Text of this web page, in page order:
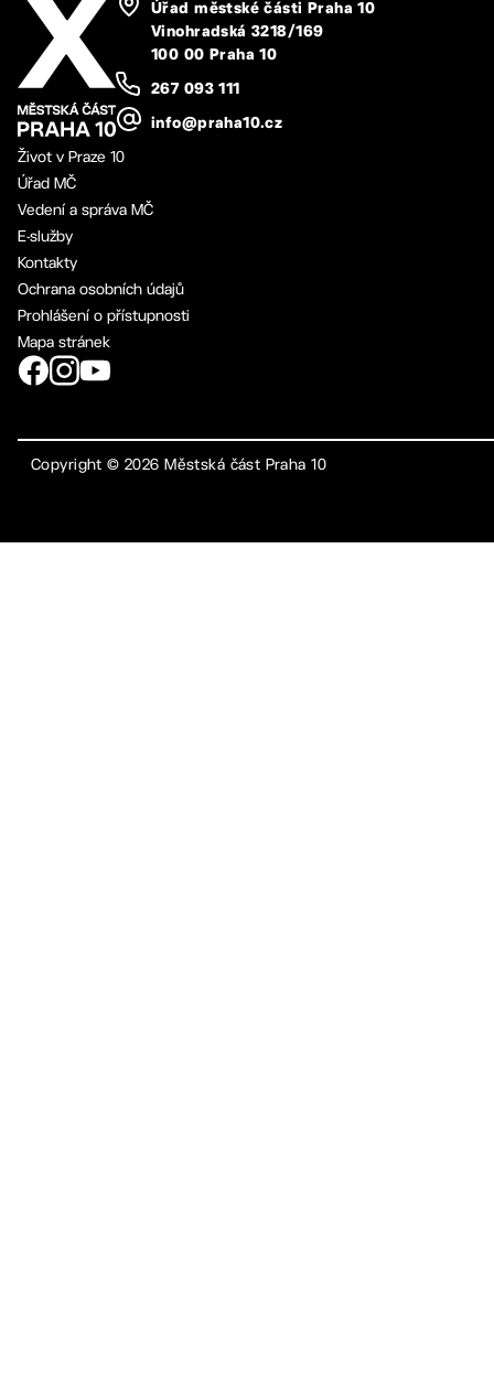
Úřad městské části Praha 10
Vinohradská 3218/169
100 00 Praha 10
267 093 111
info@praha10.cz
Život v Praze 10
Úřad MČ
Vedení a správa MČ
E-služby
Kontakty
Ochrana osobních údajů
Prohlášení o přístupnosti
Mapa stránek
Copyright ©2026 Městská část Praha 10